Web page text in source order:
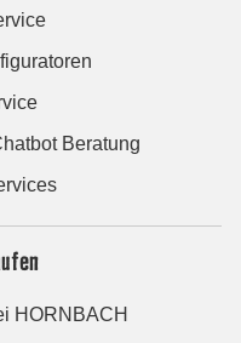
Beratung
HORNBACH